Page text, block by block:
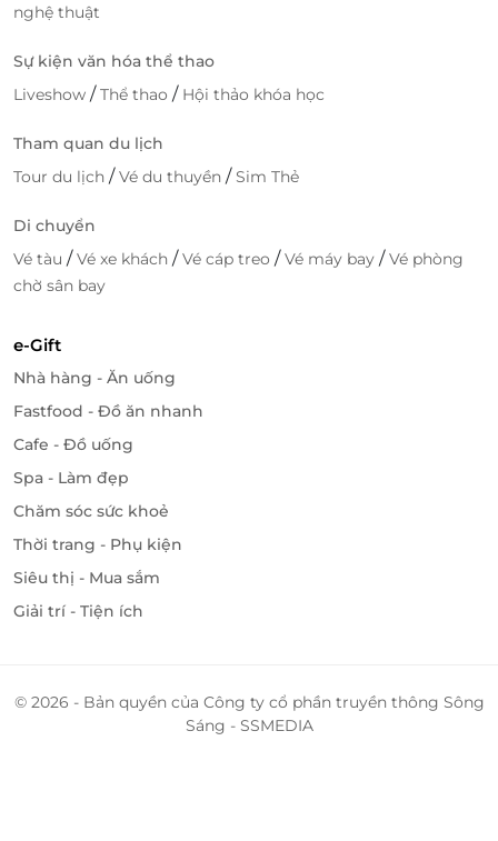
nghệ thuật
Sự kiện văn hóa thể thao
Liveshow /Thể thao / Hội thảo khóa học
Tham quan du lịch
Tour du lịch /Vé du thuyền /Sim Thẻ
Di chuyển
Vé tàu /Vé xe khách /Vé cáp treo /Vé máy bay /Vé phòng
chờ sân bay
e-Gift
Nhà hàng - Ăn uống
Fastfood - Đồ ăn nhanh
Cafe - Đồ uống
Spa - Làm đẹp
Chăm sóc sức khoẻ
Thời trang - Phụ kiện
Siêu thị - Mua sắm
Giải trí - Tiện ích
© 2026 - Bản quyền của Công ty cổ phần truyền thông Sông
Sáng - SSMEDIA